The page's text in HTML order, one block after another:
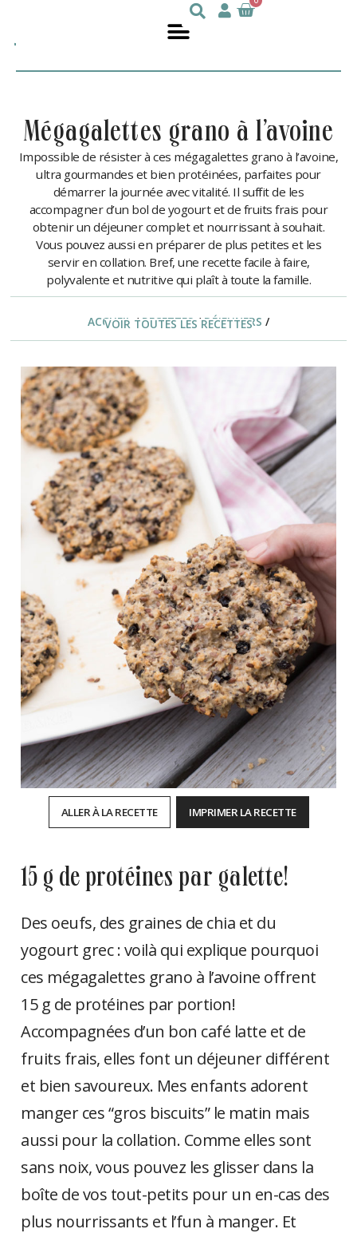
mégagalettes grano à l’avoine
Impossible de résister à ces mégagalettes grano à l’avoine,
ultra gourmandes et bien protéinées, parfaites pour
démarrer la journée avec vitalité. Il suffit de les
accompagner d’un bol de yogourt et de fruits frais pour
obtenir un déjeuner complet et nourrissant à souhait.
Vous pouvez aussi en préparer de plus petites et les
servir en collation. Bref, une recette facile à faire,
polyvalente et nutritive qui plaît à toute la famille.
ACCUEIL /RECETTES/DÉJEUNERS /
VOIR TOUTES LES RECETTES
ALLER À LA RECETTE IMPRIMER LA RECETTE
15 g de protéines par galette!
Des oeufs, des graines de chia et du
yogourt grec : voilà qui explique pourquoi
ces mégagalettes grano à l’avoine offrent
15 g de protéines par portion!
Accompagnées d’un bon café latte et de
fruits frais, elles font un déjeuner différent
et bien savoureux. Mes enfants adorent
manger ces “gros biscuits” le matin mais
aussi pour la collation. Comme elles sont
sans noix, vous pouvez les glisser dans la
boîte de vos tout-petits pour un en-cas des
plus nourrissants et l’fun à manger. Et